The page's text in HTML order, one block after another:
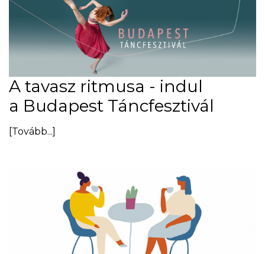
A tavasz ritmusa - indul
a Budapest Táncfesztivál
[Tovább...]